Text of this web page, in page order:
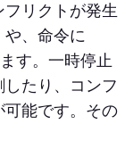
リクトが発生
や、命令に
す。一時停止
たり、コンフ
可能です。その